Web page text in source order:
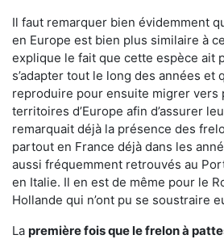
Il faut remarquer bien évidemment
en Europe est bien plus similaire à
explique le fait que cette espèce ait
s’adapter tout le long des années et
reproduire pour ensuite migrer vers
territoires d’Europe afin d’assurer
remarquait déjà la présence des
partout en France déjà dans les
aussi fréquemment retrouvés au
en Italie. Il en est de même pour le
Hollande qui n’ont pu se soustraire
La première fois que le frelon à